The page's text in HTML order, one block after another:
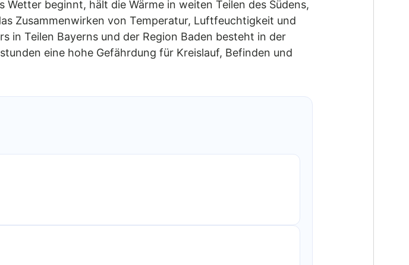
beginnt, hält die Wärme in weiten Teilen des Südens,
Zusammenwirken von Temperatur, Luftfeuchtigkeit und
in Teilen Bayerns und der Region Baden besteht in der
eine hohe Gefährdung für Kreislauf, Befinden und